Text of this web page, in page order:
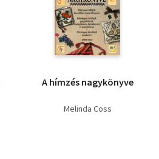
A hímzés nagykönyve
Melinda Coss